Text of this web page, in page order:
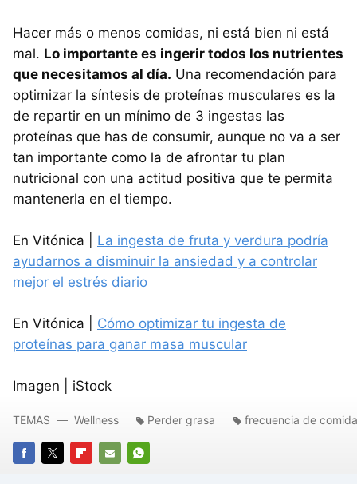
Hacer más o menos comidas, ni está bien ni está
mal. Lo importante es ingerir todos los nutrientes
que necesitamos al día. Una recomendación para
optimizar la síntesis de proteínas musculares es la
de repartir en un mínimo de 3 ingestas las
proteínas que has de consumir, aunque no va a ser
tan importante como la de afrontar tu plan
nutricional con una actitud positiva que te permita
mantenerla en el tiempo.
En Vitónica | La ingesta de fruta y verdura podría
ayudarnos a disminuir la ansiedad y a controlar
mejor el estrés diario
En Vitónica | Cómo optimizar tu ingesta de
proteínas para ganar masa muscular
Imagen | iStock
FACEBOOK
TWITTERFLIPBOARD
E-
WHATSAPP
TEMAS Wellness Perder grasa frecuencia de